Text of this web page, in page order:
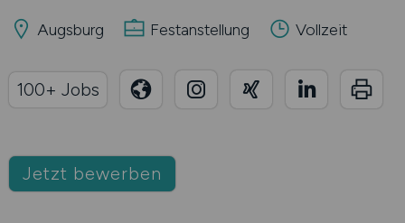
Augsburg Festanstellung Vollzeit
Jetzt bewerben
100+ Jobs